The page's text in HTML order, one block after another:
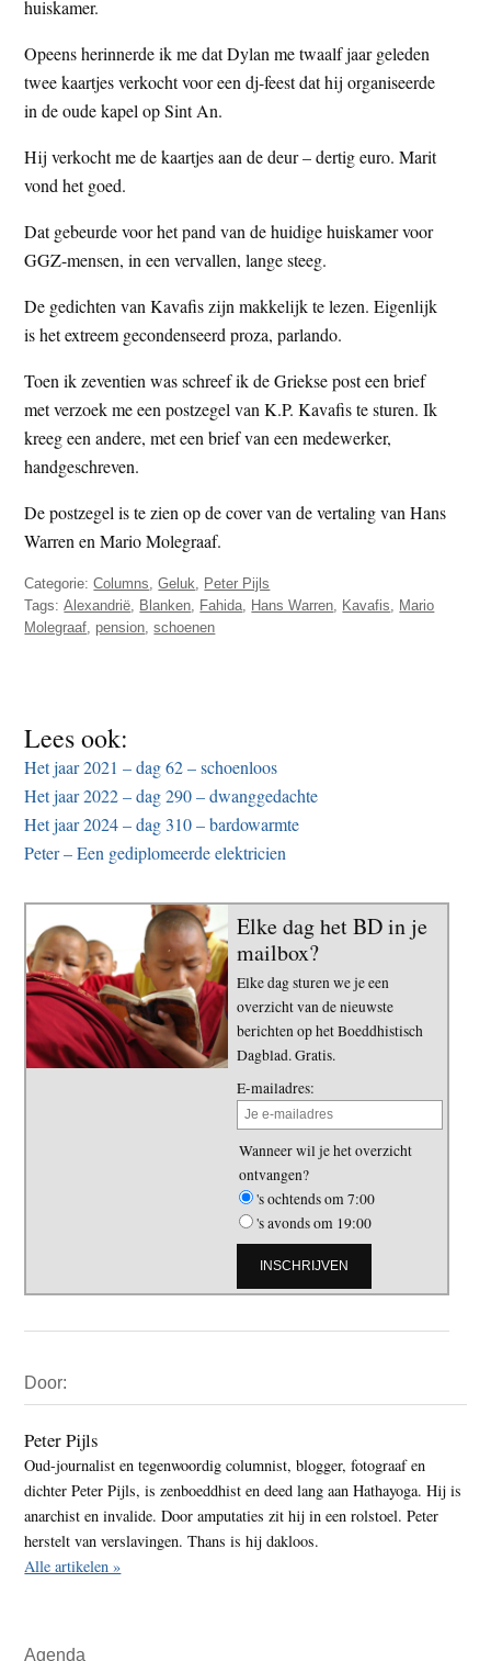
huiskamer.
Opeens herinnerde ik me dat Dylan me twaalf jaar geleden
twee kaartjes verkocht voor een dj-feest dat hij organiseerde
in de oude kapel op Sint An.
Hij verkocht me de kaartjes aan de deur – dertig euro. Marit
vond het goed.
Dat gebeurde voor het pand van de huidige huiskamer voor
GGZ-mensen, in een vervallen, lange steeg.
De gedichten van Kavafis zijn makkelijk te lezen. Eigenlijk
is het extreem gecondenseerd proza, parlando.
Toen ik zeventien was schreef ik de Griekse post een brief
met verzoek me een postzegel van K.P. Kavafis te sturen. Ik
kreeg een andere, met een brief van een medewerker,
handgeschreven.
De postzegel is te zien op de cover van de vertaling van Hans
Warren en Mario Molegraaf.
Categorie:Columns ,Geluk
Peter Pijls
Tags:Alexandrië Blanken Fahida Hans Warren Kavafis
Mario
Molegraaf pension ,schoenen
Lees ook:
Het jaar 2021 – dag 62 – schoenloos
Het jaar 2022 – dag 290 – dwanggedachte
Het jaar 2024 – dag 310 – bardowarmte
Peter – Een gediplomeerde elektricien
Elke dag het BD in je
mailbox?
Elke dag sturen we je een
overzicht van de nieuwste
berichten op het Boeddhistisch
Dagblad. Gratis.
E-mailadres:
Wanneer wil je het overzicht
ontvangen?
's ochtends om 7:00
's avonds om 19:00
Sidebar
Door:
Peter Pijls
Oud-journalist en tegenwoordig columnist, blogger, fotograaf en
dichter Peter Pijls, is zenboeddhist en deed lang aan Hathayoga. Hij is
anarchist en invalide. Door amputaties zit hij in een rolstoel. Peter
herstelt van verslavingen. Thans is hij dakloos.
Alle artikelen »
Agenda